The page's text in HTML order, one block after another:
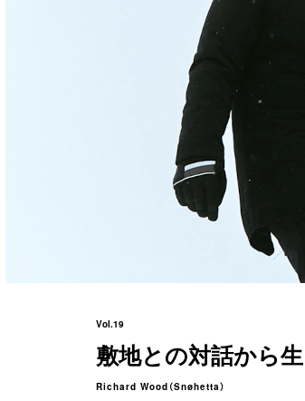
Vol.19
敷地との対話から
Richard Wood（Snøhetta）